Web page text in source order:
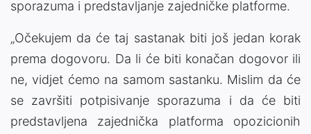
sporazuma i predstavljanje zajedničke platforme.
„Očekujem da će taj sastanak biti još jedan korak
prema dogovoru. Da li će biti konačan dogovor ili
ne, vidjet ćemo na samom sastanku. Mislim da će
se završiti potpisivanje sporazuma i da će biti
predstavljena zajednička platforma opozicionih